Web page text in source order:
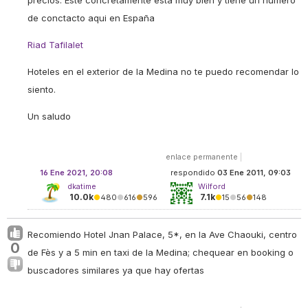
de conctacto aqui en España
Riad Tafilalet
Hoteles en el exterior de la Medina no te puedo recomendar lo
siento.
Un saludo
enlace permanente
respondido 03 Ene 2011, 09:03
Wilford
7.1k●15●56●148
16 Ene 2021, 20:08
dkatime
10.0k●480●616●596
0
Recomiendo Hotel Jnan Palace, 5*, en la Ave Chaouki, centro
de Fès y a 5 min en taxi de la Medina; chequear en booking o
buscadores similares ya que hay ofertas